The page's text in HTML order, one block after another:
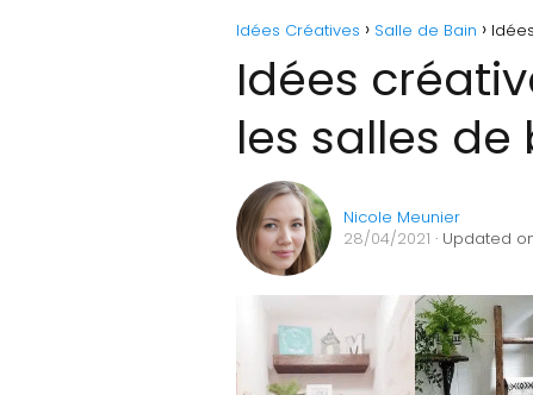
Idées Créatives Salle de Bain
Idées
les salles de
Nicole Meunier
28/04/2021 · Updated